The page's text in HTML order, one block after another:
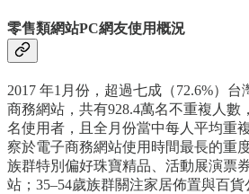
零售類網站PC網友使用概況
2017 年1月份，超過七成（72.6%）
商務網站，共有928.4萬名不重複人數
名使用者，且全月份當中每人平均重
察於電子商務網站使用時間最長的重
族群特別偏好珠寶精品、活動展演票
站；35–54歲族群關注家居佈置與百